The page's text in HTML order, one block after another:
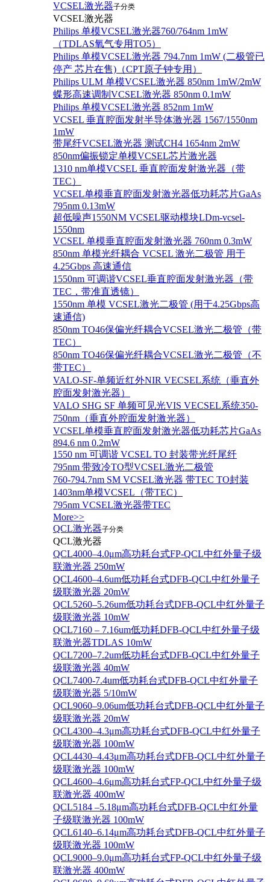
VCSEL激光器子分类
VCSEL激光器
Philips 单模VCSEL激光器760/764nm 1mW
（TDLAS氧气专用TO5）
Philips 单模VCSEL激光器 794.7nm 1mW (二极管已
停产 芯片在售)（CPT原子钟专用）
Philips ULM 单模VCSEL激光器 850nm 1mW/2mW
蝶形高速调制VCSEL激光器 850nm 0.1mW
Philips 单模VCSEL激光器 852nm 1mW
VCSEL 垂直腔面发射半导体激光器 1567/1550nm
1mW
带尾纤VCSEL激光器 测试CH4 1654nm 2mW
850nm偏振锁定单模VCSEL芯片激光器
1310 nm单模VCSEL 垂直腔面发射激光器（带
TEC）
VCSEL单模垂直腔面发射激光器低功耗芯片GaAs
795nm 0.13mW
超低噪声1550NM VCSEL驱动模块LDm-vcsel-
1550nm
VCSEL 单模垂直腔面发射激光器 760nm 0.3mW
850nm 单模光纤耦合 VCSEL 激光二极管 用于
4.25Gbps 高速通信
1550nm 可调谐VCSEL垂直腔面发射激光器（带
TEC，带准直透镜）
1550nm 单模 VCSEL激光二极管 (用于4.25Gbps高
速通信)
850nm TO46保偏光纤耦合VCSEL激光二极管（带
TEC）
850nm TO46保偏光纤耦合VCSEL激光二极管（不
带TEC）
VALO-SF-单频近红外NIR VECSEL系统（垂直外
腔面发射激光器）
VALO SHG SF 单频可见光VIS VECSEL系统350-
750nm（垂直外腔面发射激光器）
VCSEL单模垂直腔面发射激光器低功耗芯片GaAs
894.6 nm 0.2mW
1550 nm 可调谐 VCSEL TO 封装带光纤尾纤
795nm 带致冷TO型VCSEL激光二极管
760-794.7nm SM VCSEL激光器 带TEC TO封装
1403nm单模VCSEL（带TEC）
795nm VCSEL激光器带TEC
More>>
QCL激光器子分类
QCL激光器
QCL4000–4.0μm高功耗台式FP-QCL中红外量子级
联激光器 250mW
QCL4600–4.6um低功耗台式DFB-QCL中红外量子
级联激光器 20mW
QCL5260–5.26um低功耗台式DFB-QCL中红外量子
级联激光器 10mW
QCL7160 – 7.16um低功耗DFB-QCL中红外量子级
联激光器TDLAS 10mW
QCL7200–7.2um低功耗台式DFB-QCL中红外量子
级联激光器 40mW
QCL7400-7.4um低功耗台式DFB-QCL中红外量子
级联激光器 5/10mW
QCL9060–9.06um低功耗台式DFB-QCL中红外量子
级联激光器 20mW
QCL4300–4.3μm高功耗台式DFB-QCL中红外量子
级联激光器 100mW
QCL4430–4.43μm高功耗台式DFB-QCL中红外量子
级联激光器 100mW
QCL4600–4.6μm高功耗台式FP-QCL中红外量子级
联激光器 400mW
QCL5184 –5.18μm高功耗台式DFB-QCL中红外量
子级联激光器 100mW
QCL6140–6.14μm高功耗台式DFB-QCL中红外量子
级联激光器 100mW
QCL9000–9.0μm高功耗台式FP-QCL中红外量子级
联激光器 400mW